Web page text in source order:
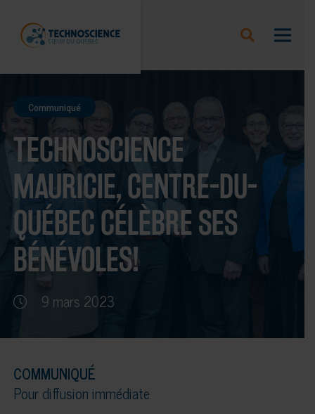
Communiqué
TECHNOSCIENCE
MAURICIE, CENTRE-DU-
QUÉBEC CÉLÈBRE SES
BÉNÉVOLES!
9 mars 2023
COMMUNIQUÉ
Pour diffusion immédiate